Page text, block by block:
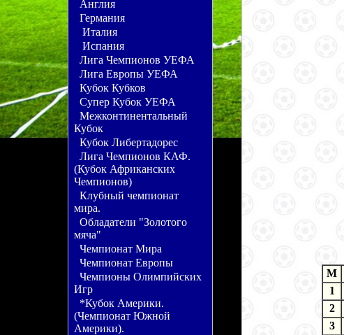
Англия
Германия
Италия
Испания
Лига Чемпионов УЕФА
Лига Европы УЕФА
Кубок Кубков
Супер Кубок УЕФА
Межконтинентальный
Кубок
Кубок Либертадорес
Лига Чемпионов КАФ.
(Кубок Африканских
Чемпионов)
Клубный чемпионат
мира.
Обладатели "Золотого
мяча"
Чемпионат Мира
Чемпионат Европы
Чемпионы Олимпийских
Игр
*Кубок Америки.
(Чемпионат Южной
Америки).
M
1
2
3